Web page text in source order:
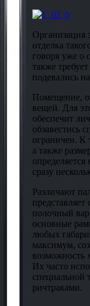
Организация
отделка
говоря уже о
также
подевались
Помещение,
вещей. Для
обеспечит
обзавестись
ограничен. К
а также
сразу
Различают
полочный
основные
любых
максимум,
возможность
Их часто
специальной
ричтраками.